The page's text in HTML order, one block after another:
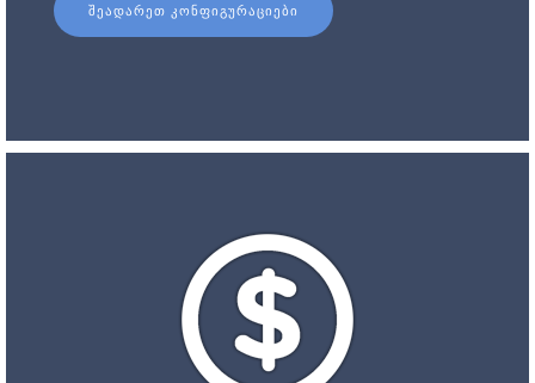
ᲨᲔᲐᲓᲐᲠᲔᲗ ᲙᲝᲜᲤᲘᲒᲣᲠᲐᲪᲘᲔᲑᲘ